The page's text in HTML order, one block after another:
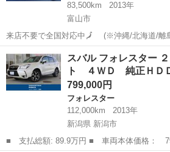
83,500km
2013年
富山市
来店不要で全国対応中🗾 (※沖縄/北海道/離
もできちゃう✨ 今回のお車の詳細はこちらから↓仮審査も可能◎
https://www.otoron.jp/lists/detail?carno...
富山 富山市 オトロ
スバル フォレスター
ト ４ＷＤ 純正ＨＤ
799,000円
フォレスター
112,000km
2013年
新潟県 新潟市
■ 支払総額: 89.9万円 ■ 車両本体価格： 799,000 円 ■ メーカー